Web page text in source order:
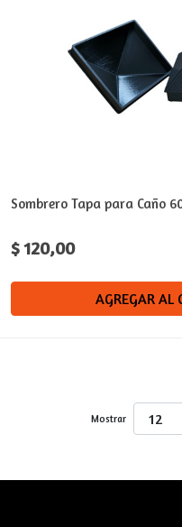
Sombrero Tapa para Caño
$ 120,00
AGREGAR AL
Mostrar